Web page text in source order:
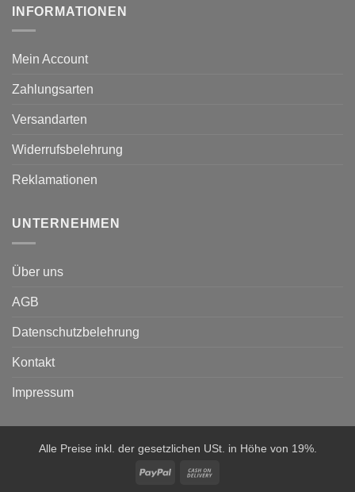
INFORMATIONEN
Mein Account
Zahlungsarten
Versandarten
Widerrufsbelehrung
Reklamationen
UNTERNEHMEN
Über uns
AGB
Datenschutzbelehrung
Kontakt
Impressum
Alle Preise inkl. der gesetzlichen USt. in Höhe von 19%.
PayPal